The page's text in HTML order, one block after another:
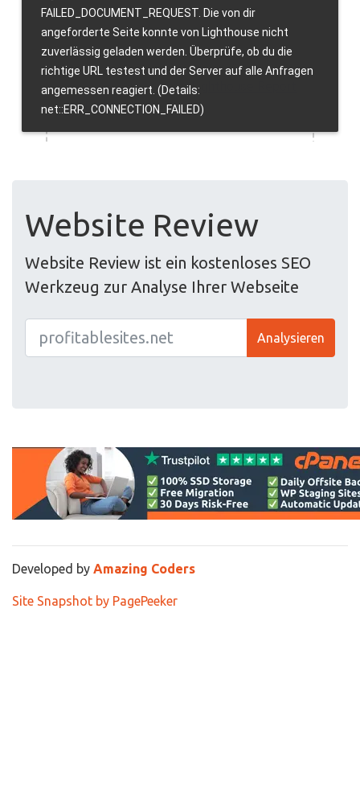
Website Review
Website Review ist ein kostenloses SEO
Werkzeug zur Analyse Ihrer Webseite
Analysieren
Developed by Amazing Coders
Site Snapshot by PagePeeker